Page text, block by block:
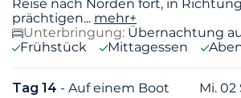
Reise nach Norden fort, in
prächtigen... mehr+
Unterbringung: Übernachtung
Frühstück
Mittagessen
Tag 14 - Auf einem Boot Mi.